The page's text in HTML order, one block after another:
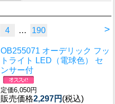
>
4 … 190
OB255071 オーデリック フッ
トライト LED（電球色） セ
ンサー付
定価6,050円
販売価格2,297円 (税込)